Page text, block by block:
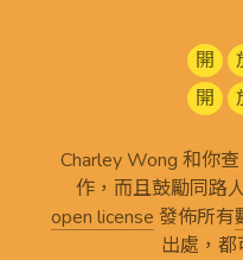
開
開
Charley Wong 和你
作，而且鼓勵同路
open license 發佈所有
出處，都